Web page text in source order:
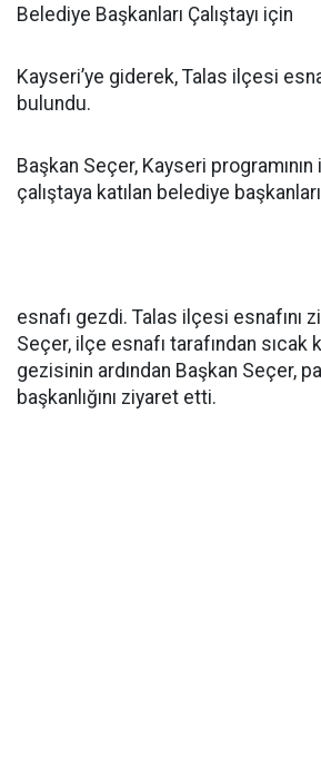
Belediye Başkanları Çalıştayı için
Kayseri’ye giderek, Talas ilçesi
bulundu.
Başkan Seçer, Kayseri
çalıştaya katılan belediye
esnafı gezdi. Talas ilçesi esnafını
Seçer, ilçe esnafı tarafından sıcak
gezisinin ardından Başkan Seçer,
başkanlığını ziyaret etti.